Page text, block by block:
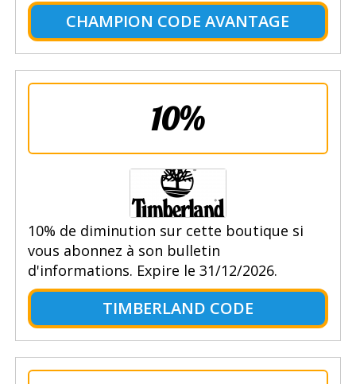
CHAMPION CODE AVANTAGE
10%
10% de diminution sur cette boutique si
vous abonnez à son bulletin
d'informations. Expire le 31/12/2026.
TIMBERLAND CODE